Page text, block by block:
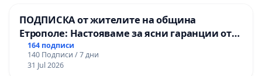
ПОДПИСКА от жителите на община
Етрополе: Настояваме за ясни гаранции от
“Елаците-МЕД” АД и от държавата, че ще се
изпълнят всички екологични норми!
164 подписи
140 Подписи / 7 дни
31 Jul 2026